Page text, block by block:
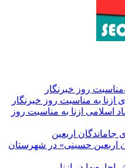
روز خبرنگار
ازنا به مناسبت روز خبرنگار
اسلامی ازنا به مناسبت روز
اربعین
اربعین حسینی» در شهرستان